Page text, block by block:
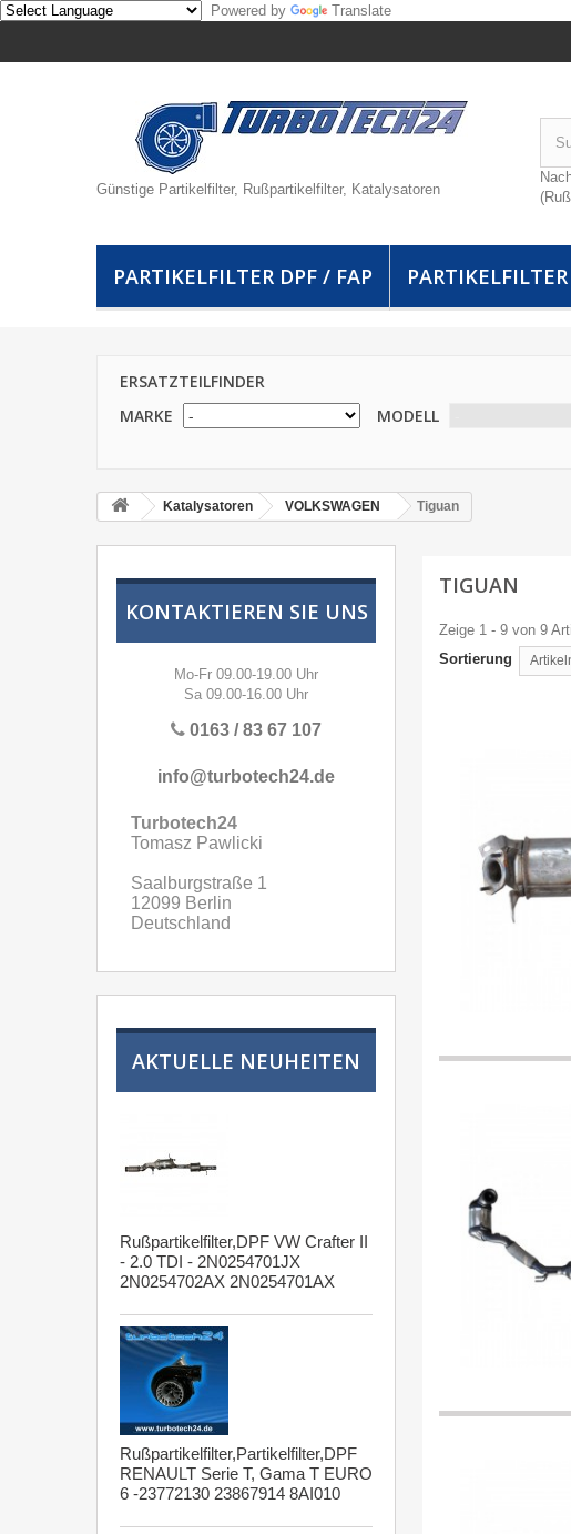
Powered by
Translate
Günstige Partikelfilter, Rußpartikelfilter, Katalysatoren
PARTIKELFILTER DPF / FAP
ERSATZTEILFINDER
MARKE
MODELL
Katalysatoren VOLKSWAGEN Tiguan
KONTAKTIEREN SIE UNS
Mo-Fr 09.00-19.00 Uhr
Sa 09.00-16.00 Uhr
0163 / 83 67 107
info@turbotech24.de
Turbotech24
Tomasz Pawlicki
Saalburgstraße 1
12099 Berlin
Deutschland
AKTUELLE NEUHEITEN
Rußpartikelfilter,DPF VW Crafter II
- 2.0 TDI - 2N0254701JX
2N0254702AX 2N0254701AX
Rußpartikelfilter,Partikelfilter,DPF
RENAULT Serie T, Gama T EURO
6 -23772130 23867914 8AI010
TIGUAN
Zeige 1 - 9 von 9
Sortierung